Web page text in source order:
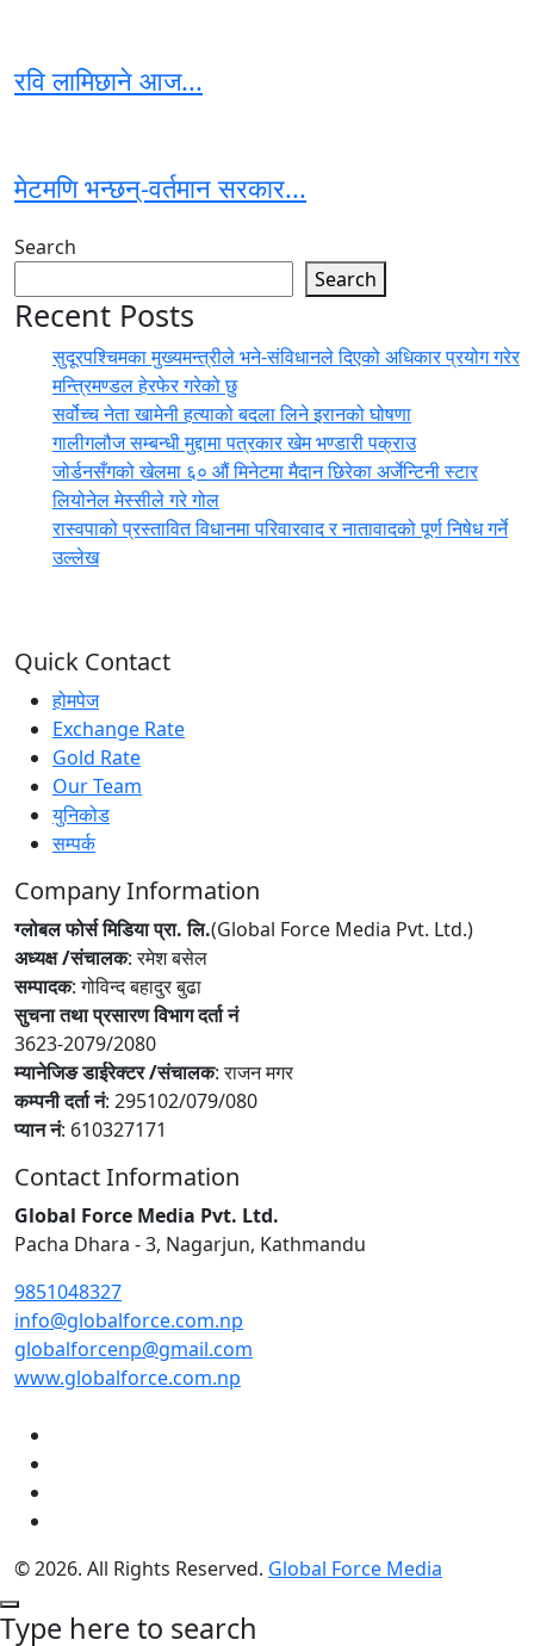
रवि लामिछाने आज...
मेटमणि भन्छन्-वर्तमान सरकार...
Search
Search
Recent Posts
सुदूरपश्चिमका मुख्यमन्त्रीले भने-संविधानले दिएको अधिकार प्रयोग गरेर
मन्त्रिमण्डल हेरफेर गरेको छु
सर्वोच्च नेता खामेनी हत्याको बदला लिने इरानको घोषणा
गालीगलौज सम्बन्धी मुद्दामा पत्रकार खेम भण्डारी पक्राउ
जोर्डनसँगको खेलमा ६० औं मिनेटमा मैदान छिरेका अर्जेन्टिनी स्टार
लियोनेल मेस्सीले गरे गोल
रास्वपाको प्रस्तावित विधानमा परिवारवाद र नातावादको पूर्ण निषेध गर्ने
उल्लेख
Quick Contact
होमपेज
Exchange Rate
Gold Rate
Our Team
युनिकोड
सम्पर्क
Company Information
ग्लोबल फोर्स मिडिया प्रा. लि.(Global Force Media Pvt. Ltd.)
अध्यक्ष /संचालक: रमेश बसेल
सम्पादक: गोविन्द बहादुर बुढा
सुचना तथा प्रसारण विभाग दर्ता नं
3623-2079/2080
म्यानेजिङ डाईरेक्टर /संचालक: राजन मगर
कम्पनी दर्ता नं: 295102/079/080
प्यान नं: 610327171
Contact Information
Global Force Media Pvt. Ltd.
Pacha Dhara - 3, Nagarjun, Kathmandu
9851048327
info@globalforce.com.np
globalforcenp@gmail.com
www.globalforce.com.np
© 2026. All Rights Reserved. Global Force Media
Type here to search